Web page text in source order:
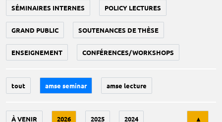
SÉMINAIRES INTERNES POLICY LECTURES
GRAND PUBLIC SOUTENANCES DE THÈSE
ENSEIGNEMENT CONFÉRENCES/WORKSHOPS
tout amse seminar amse lecture
À VENIR 2026 2025 2024 ▲